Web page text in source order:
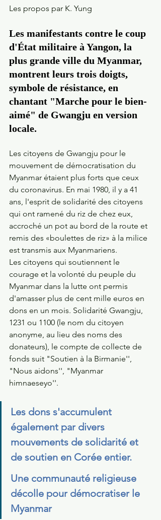
Les propos par K. Yung
Les manifestants contre le coup
d'État militaire à Yangon, la
plus grande ville du Myanmar,
montrent leurs trois doigts,
symbole de résistance, en
chantant "Marche pour le bien-
aimé" de Gwangju en version
locale.
Les citoyens de Gwangju pour le
mouvement de démocratisation du
Myanmar étaient plus forts que ceux
du coronavirus. En mai 1980, il y a 41
ans, l'esprit de solidarité des citoyens
qui ont ramené du riz de chez eux,
accroché un pot au bord de la route et
remis des «boulettes de riz» à la milice
est transmis aux Myanmariens.
Les citoyens qui soutiennent le
courage et la volonté du peuple du
Myanmar dans la lutte ont permis
d'amasser plus de cent mille euros en
dons en un mois. Solidarité Gwangju,
1231 ou 1100 (le nom du citoyen
anonyme, au lieu des noms des
donateurs), le compte de collecte de
fonds suit "Soutien à la Birmanie'',
"Nous aidons'', "Myanmar
himnaeseyo''.
Les dons s'accumulent
également par divers
mouvements de solidarité et
de soutien en Corée entier.
Une communauté religieuse
décolle pour démocratiser le
Myanmar